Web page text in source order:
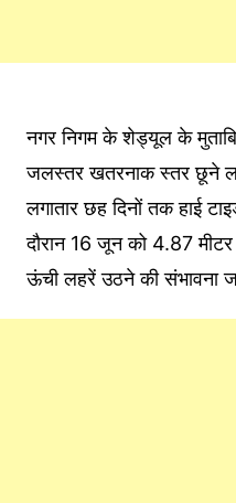
नगर निगम के शेड्यूल के
जलस्तर खतरनाक स्तर छूने
लगातार छह दिनों तक हाई
दौरान 16 जून को 4.87
ऊंची लहरें उठने की संभावना